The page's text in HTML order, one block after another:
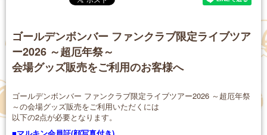
ゴールデンボンバー ファンクラブ限定ライブツア
ー2026 ～超厄年祭～
会場グッズ販売をご利用のお客様へ
ゴールデンボンバー ファンクラブ限定ライブツアー2026 ～超厄年祭
～の会場グッズ販売をご利用いただくには
以下の2点が必要となります。